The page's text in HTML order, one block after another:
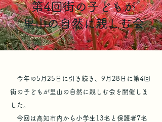
第4回街の子どもが
里山の自然に親しむ会
今年の5月25日に引き続き、9月28日に第4回
街の子どもが里山の自然に親しむ会を開催しま
した。
今回は高知市内から小学生13名と保護者7名